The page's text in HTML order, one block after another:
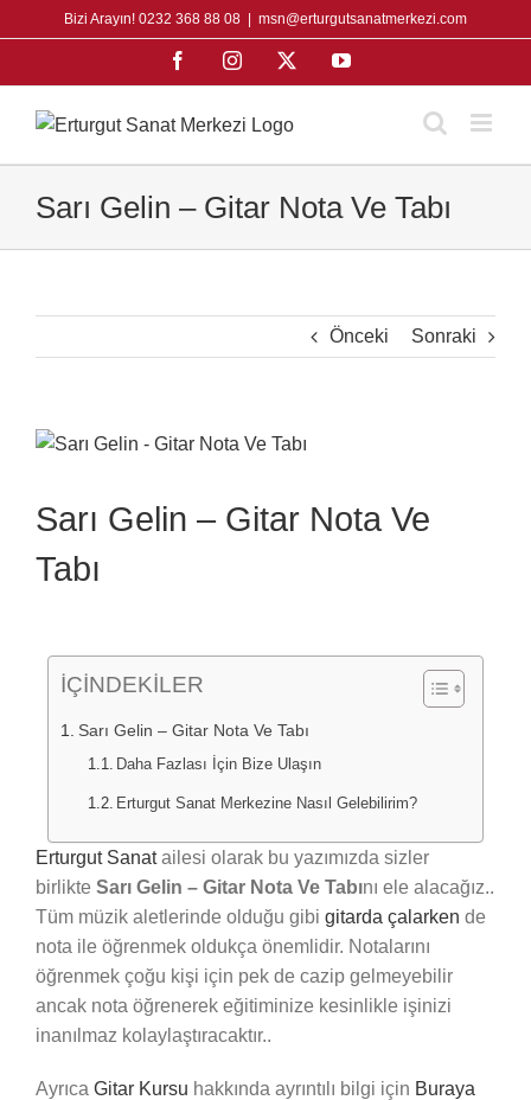
to
Bizi Arayın! 0232 368 88 08 msn@erturgutsanatmerkezi.com
FacebookInstagram YouTube
Sarı Gelin – Gitar Nota Ve Tabı
Önceki Sonraki
View
Sarı Gelin – Gitar Nota Ve
Tabı
İÇİNDEKİLER
Sarı Gelin – Gitar Nota Ve Tabı
Daha Fazlası İçin Bize Ulaşın
Erturgut Sanat Merkezine Nasıl Gelebilirim?
Erturgut Sanatailesi olarak bu yazımızda sizler
birlikte Sarı Gelin – Gitar Nota Ve Tabını ele alacağız..
Tüm müzik aletlerinde olduğu gibi gitarda çalarken de
nota ile öğrenmek oldukça önemlidir. Notalarını
öğrenmek çoğu kişi için pek de cazip gelmeyebilir
ancak nota öğrenerek eğitiminize kesinlikle işinizi
inanılmaz kolaylaştıracaktır..
Ayrıca Gitar Kursu hakkında ayrıntılı bilgi için Buraya